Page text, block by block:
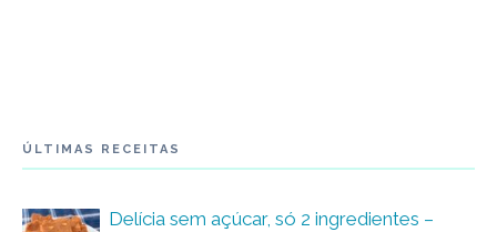
ÚLTIMAS RECEITAS
Delícia sem açúcar, só 2 ingredientes –